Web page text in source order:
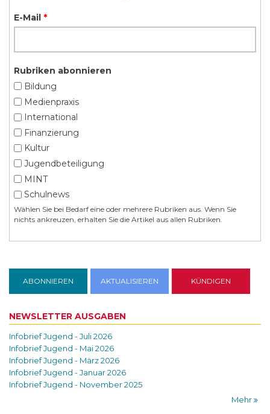
E-Mail *
Rubriken abonnieren
Bildung
Medienpraxis
International
Finanzierung
Kultur
Jugendbeteiligung
MINT
Schulnews
Wählen Sie bei Bedarf eine oder mehrere Rubriken aus. Wenn Sie
nichts ankreuzen, erhalten Sie die Artikel aus allen Rubriken.
NEWSLETTER AUSGABEN
Infobrief Jugend - Juli 2026
Infobrief Jugend - Mai 2026
Infobrief Jugend - März 2026
Infobrief Jugend - Januar 2026
Infobrief Jugend - November 2025
Mehr